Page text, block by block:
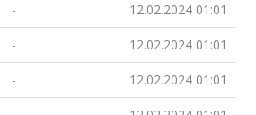
- 12.02.2024 01:01
- 12.02.2024 01:01
- 12.02.2024 01:01